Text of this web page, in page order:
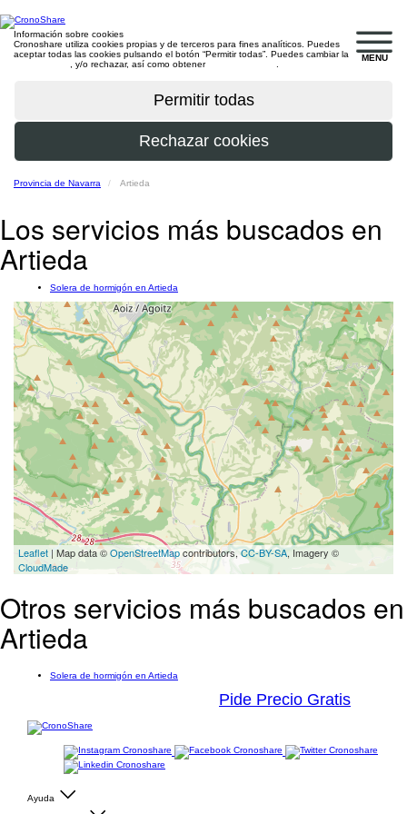
MENU
Información sobre cookies
Cronoshare utiliza cookies propias y de terceros para fines analíticos. Puedes
aceptar todas las cookies pulsando el botón “Permitir todas”. Puedes cambiar la
, y/o rechazar, así como obtener
Provincia de Navarra Artieda
Los servicios más buscados en
Artieda
Solera de hormigón en Artieda
Leaflet | Map data ©OpenStreetMapcontributors,CC-BY-SA, Imagery ©
CloudMade
Otros servicios más buscados en
Artieda
Solera de hormigón en Artieda
Pide Precio Gratis
Ayuda